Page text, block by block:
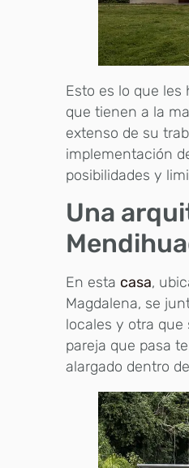
Esto es lo que
que tienen a la
extenso de su
implementación
posibilidades y
Una
En esta casa,
Magdalena, se
locales y otra
pareja que pasa
alargado dentro